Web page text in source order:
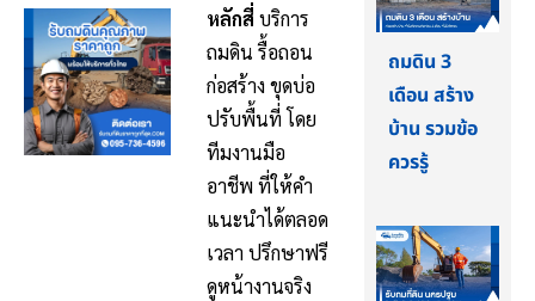
หลักสี่ บริการ
ถมดิน รื้อถอน
ก่อสร้าง ขุดบ่อ
ปรับพื้นที่ โดย
ทีมงานมือ
อาชีพ ที่ให้คำ
แนะนำได้ตลอด
เวลา ปรึกษาฟรี
ดูหน้างานจริง
ถมดิน 3
เดือน สร้าง
บ้าน รวมข้อ
ควรรู้